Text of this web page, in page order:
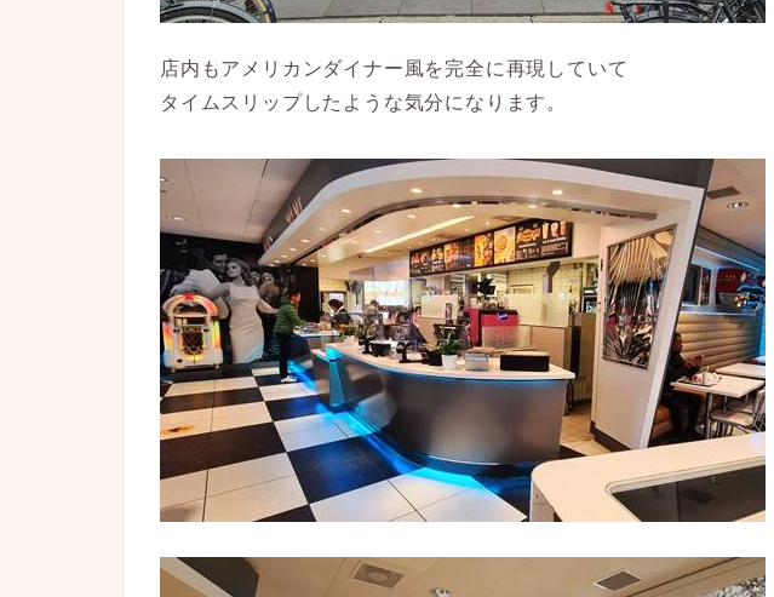
店内もアメリカンダイナー風を完全に再現していて
タイムスリップしたような気分になります。